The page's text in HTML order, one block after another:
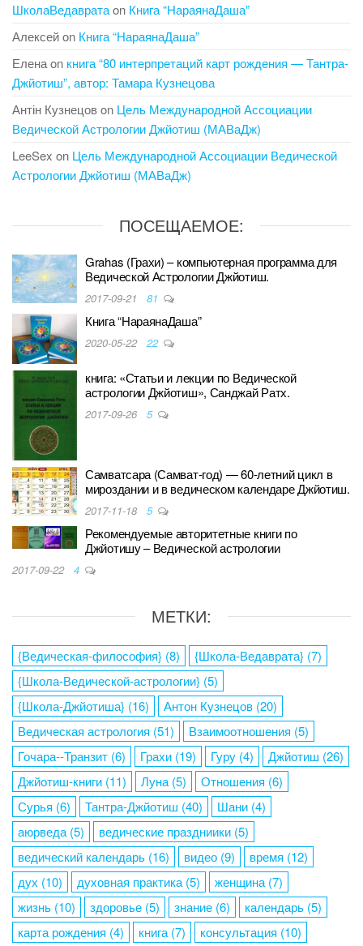
ШколаВедавратаon Книга “НараянаДаша”
Алексейon Книга “НараянаДаша”
Еленаon книга “80 интерпретаций карт рождения — Тантра-
Джйотиш”, автор: Тамара Кузнецова
Антін Кузнецовon Цель Международной Ассоциации
Ведической Астрологии Джйотиш (МАВаДж)
LeeSex on Цель Международной Ассоциации Ведической
Астрологии Джйотиш (МАВаДж)
ПОСЕЩАЕМОЕ:
Grahas (Грахи) – компьютерная программа для
Ведической Астрологии Джйотиш.
2017-09-21 81
Книга “НараянаДаша”
2020-05-22 22
книга: «Статьи и лекции по Ведической
астрологии Джйотиш», Санджай Ратх.
2017-09-26 5
Самватсара (Самват-год) — 60-летний цикл в
мироздании и в ведическом календаре Джйотиш.
2017-11-18 5
Рекомендуемые авторитетные книги по
Джйотишу – Ведической астрологии
2017-09-22 4
МЕТКИ:
{Ведическая-философия} (8) {Школа-Ведаврата} (7)
{Школа-Ведической-астрологии} (5)
{Школа-Джйотиша} (16) Антон Кузнецов (20)
Ведическая астрология (51) Взаимоотношения (5)
Гочара--Транзит (6) Грахи (19) Гуру (4) Джйотиш (26)
Джйотиш-книги (11) Луна (5) Отношения (6)
Сурья (6) Тантра-Джйотиш (40) Шани (4)
аюрведа (5) ведические праздниики (5)
ведический календарь (16) видео (9) время (12)
дух (10) духовная практика (5) женщина (7)
жизнь (10) здоровье (5) знание (6) календарь (5)
карта рождения (4) книга (7) консультация (10)